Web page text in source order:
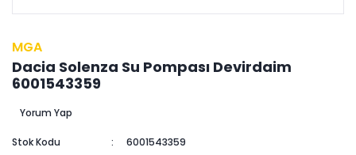
MGA
Dacia Solenza Su Pompası Devirdaim
6001543359
Yorum Yap
Stok Kodu
6001543359